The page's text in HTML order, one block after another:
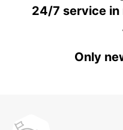
24/7 service
Only